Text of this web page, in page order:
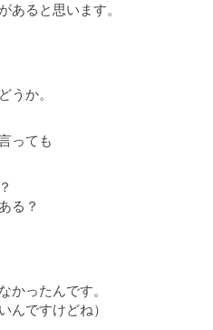
あると思います。
うか。
っても
る？
かったんです。
んですけどね）